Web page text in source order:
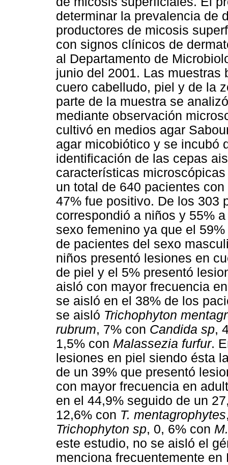
determinar la prevalencia de
productores de micosis
con signos clínicos de
al Departamento de
junio del 2001. Las muestras
cuero cabelludo, piel y de la
parte de la muestra se
mediante observación
cultivó en medios agar
agar micobiótico y se incubó
identificación de las cepas
características
un total de 640 pacientes
47% fue positivo. De los 303
correspondió a niños y 55%
sexo femenino ya que el
de pacientes del sexo
niños presentó lesiones en
de piel y el 5% presentó
aisló con mayor frecuencia
se aisló en el 38% de los
se aisló Trichophyton
rubrum, 7% con Candida sp,
1,5% con Malassezia furfur.
lesiones en piel siendo ésta
de un 39% que presentó
con mayor frecuencia en
en el 44,9% seguido de un
12,6% con T. mentagrophytes
Trichophyton sp, 0, 6% con
este estudio, no se aisló el
menciona frecuentemente en